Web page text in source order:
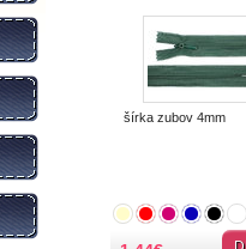
šírka zubov 4mm